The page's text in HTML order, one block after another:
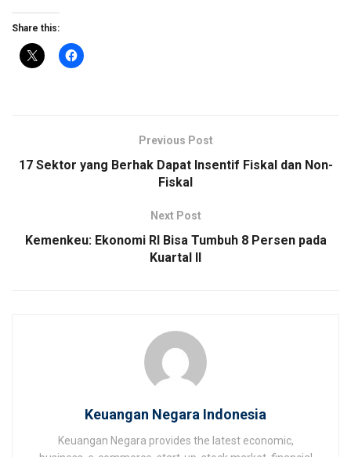
Share this:
Previous Post
17 Sektor yang Berhak Dapat Insentif Fiskal dan Non-
Fiskal
Next Post
Kemenkeu: Ekonomi RI Bisa Tumbuh 8 Persen pada
Kuartal II
Keuangan Negara Indonesia
Keuangan Negara provides the latest economic,